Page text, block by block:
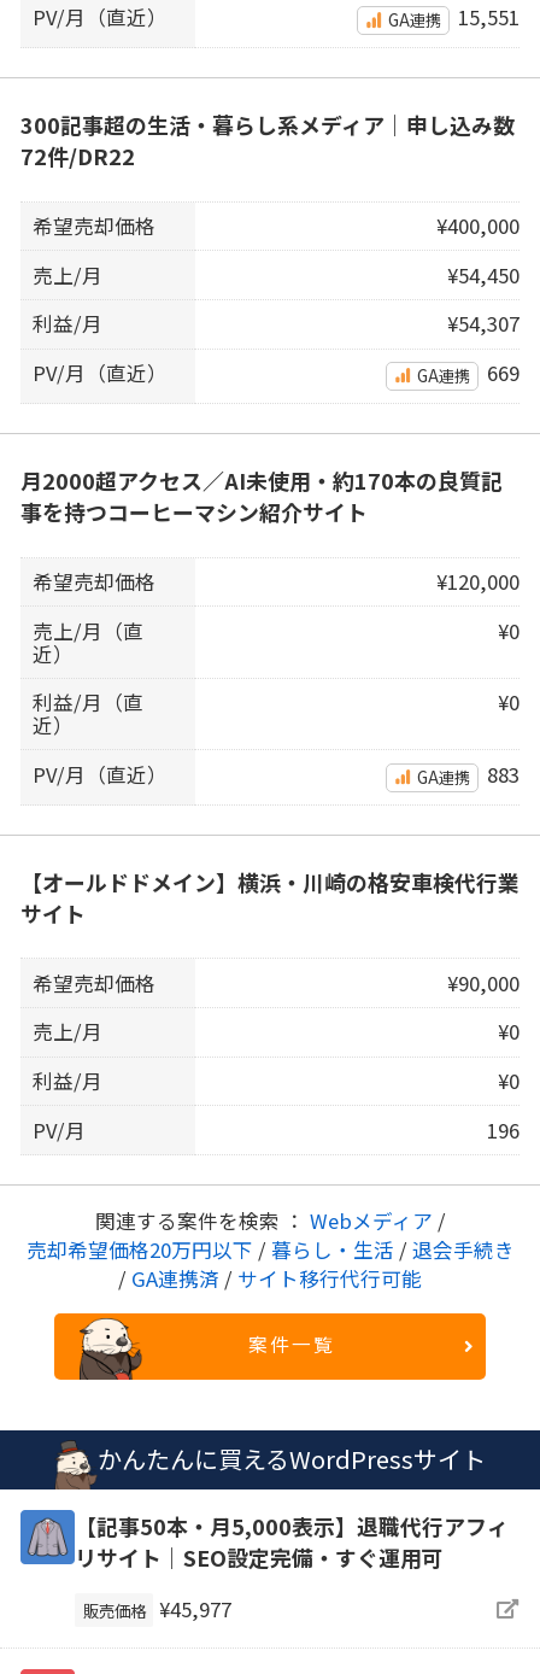
PV/月（直近） GA連携 15,551
300記事超の生活・暮らし系メディア｜申し込み数
72件/DR22
希望売却価格
¥400,000
売上/月
¥54,450
利益/月
¥54,307
PV/月（直近）
GA連携 669
月2000超アクセス／AI未使用・約170本の良質記
事を持つコーヒーマシン紹介サイト
希望売却価格
¥120,000
売上/月（直
近）
¥0
利益/月（直
近）
¥0
PV/月（直近） GA連携 883
【オールドドメイン】横浜・川崎の格安車検代行業
サイト
希望売却価格
¥90,000
売上/月
¥0
利益/月
¥0
PV/月
196
関連する案件を検索 ： Webメディア /
売却希望価格20万円以下 / 暮らし・生活 / 退会手続き
/ GA連携済 / サイト移行代行可能
案件一覧
かんたんに買えるWordPressサイト
【記事50本・月5,000表示】退職代行アフィ
リサイト｜SEO設定完備・すぐ運用可
販売価格 ¥45,977